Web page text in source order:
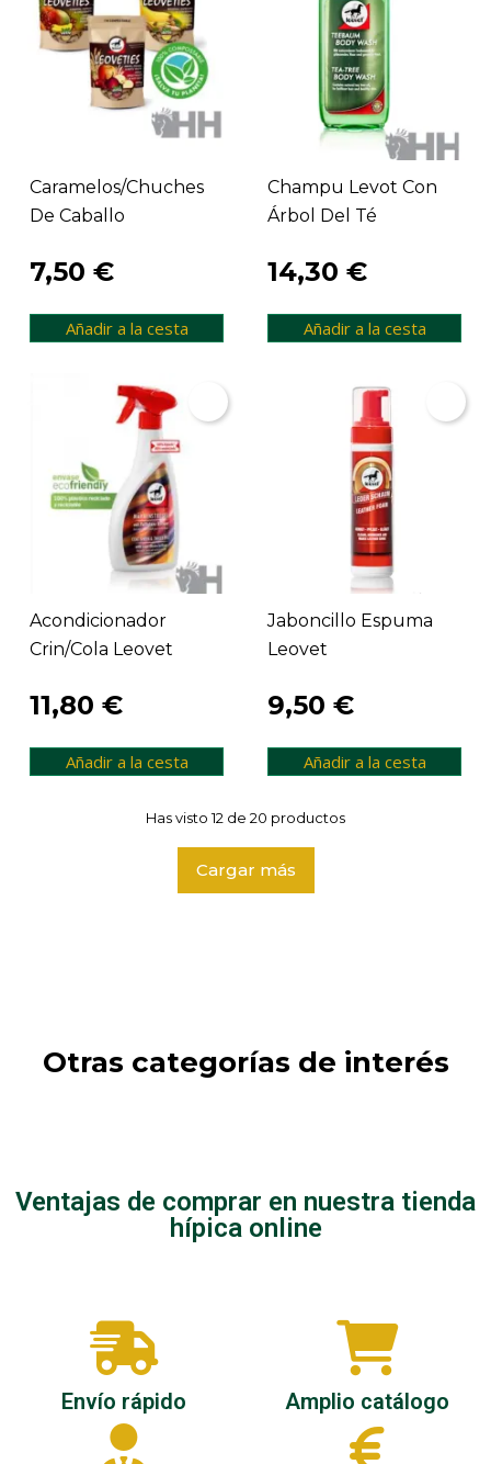
Caramelos/chuches
De Caballo
7,50 €
Añadir a la cesta
Champu Levot Con
Árbol Del Té
14,30 €
Añadir a la cesta
Acondicionador
Crin/cola Leovet
11,80 €
Añadir a la cesta
Jaboncillo Espuma
Leovet
9,50 €
Añadir a la cesta
Has visto 12 de 20 productos
Cargar más
Otras categorías de interés
Ventajas de comprar en nuestra tienda
hípica online
Envío rápido Amplio catálogo